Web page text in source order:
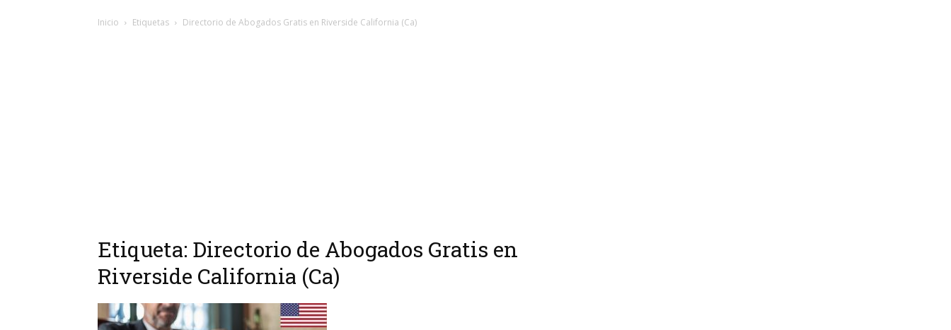
Inicio Etiquetas Directorio de Abogados Gratis en Riverside California (Ca)
Etiqueta: Directorio de Abogados Gratis en
Riverside California (Ca)